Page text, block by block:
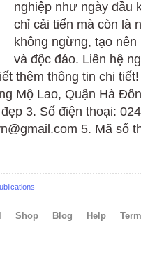
nghiệp như ngày đầu
chỉ cải tiến mà còn là
không ngừng, tạo
và độc đáo. Liên hệ
thêm thông tin chi
Mộ Lao, Quận Hà
3. Số điện thoại:
5. Mã số
Shop Blog Help